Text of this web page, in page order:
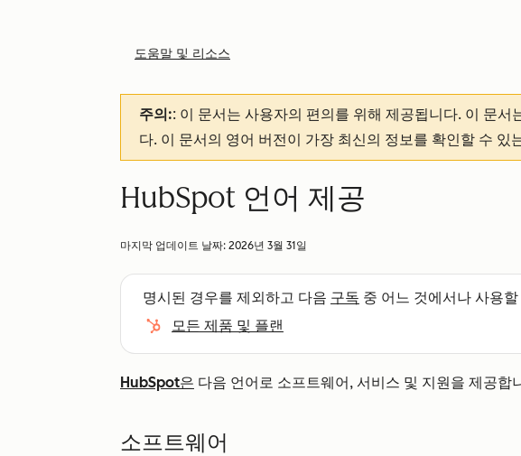
도움말 및 리소스
주의:: 이 문서는 사용자의 편의를 위해 제공됩니다. 이 문서
다. 이 문서의 영어 버전이 가장 최신의 정보를 확인할 수 있
HubSpot 언어 제공
마지막 업데이트 날짜: 2026년 3월 31일
명시된 경우를 제외하고 다음 구독 중 어느 것에서나 사용
모든 제품 및 플랜
HubSpot은 다음 언어로 소프트웨어, 서비스 및 지원을 제공합
소프트웨어